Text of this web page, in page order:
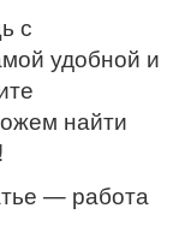
с
удобной и
найти
— работа